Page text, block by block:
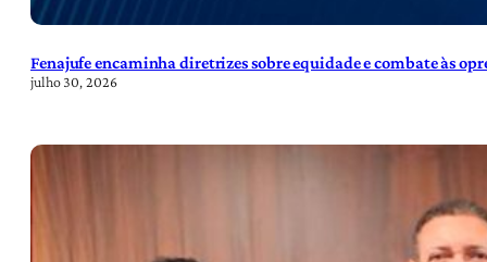
Fenajufe encaminha diretrizes sobre equidade e combate às
julho 30, 2026